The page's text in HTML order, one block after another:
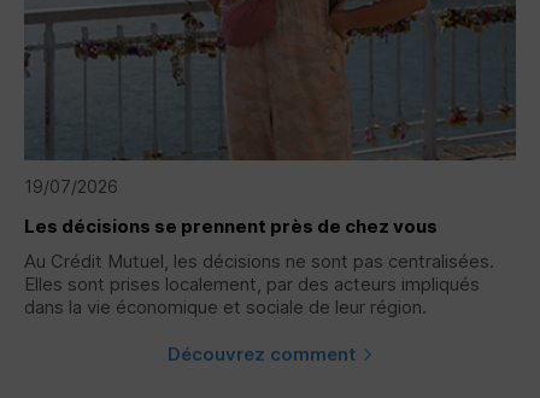
19/07/2026
Les décisions se prennent près de chez vous
Au Crédit Mutuel, les décisions ne sont pas centralisées.
Elles sont prises localement, par des acteurs impliqués
dans la vie économique et sociale de leur région.
Découvrez comment